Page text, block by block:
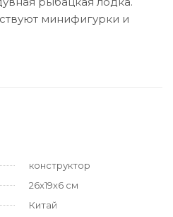
минифигурки и
конструктор
26х19х6 см
Китай